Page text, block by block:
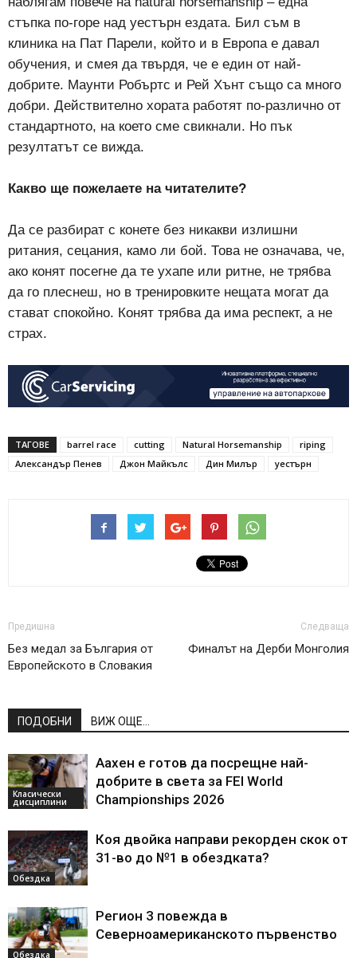
стъпка по-горе над уестърн ездата. Бил съм в
клиника на Пат Парели, който и в Европа е давал
обучения, и смея да твърдя, че е един от най-
добрите. Маунти Робъртс и Рей Хънт също са много
добри. Действително хората работят по-различно от
стандартното, на което сме свикнали. Но пък
резултатът се вижда.
Какво ще пожелаете на читателите?
Да се разбират с конете без никакви излишни
ритания, сецания, камо ли бой. Това не означава, че,
ако конят посегне да те ухапе или ритне, не трябва
да го плеснеш, но в тренировките нещата могат да
стават спокойно. Конят трябва да има респект, а не
страх.
ТАГОВЕ barrel race cutting Natural Horsemanship
riping
Александър Пенев
Джон Майкълс Дин Милър уестърн
Предишна
Без медал за България от
Европейското в Словакия
Следваща
Финалът на Дерби Монголия
ПОДОБНИ ВИЖ ОЩЕ...
Класически
дисциплини
Аахен е готов да посрещне най-
добрите в света за FEI World
Championships 2026
Обездка
Коя двойка направи рекорден скок от
31-во до №1 в обездката?
Обездка
Регион 3 повежда в
Северноамериканското първенство